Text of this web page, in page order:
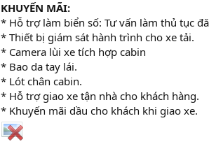
KHUYẾN MÃI:
* Hỗ trợ làm biển số: Tư vấn làm thủ tục
* Thiết bị giám sát hành trình cho xe tải.
* Camera lùi xe tích hợp cabin
* Bao da tay lái.
* Lót chân cabin.
* Hỗ trợ giao xe tận nhà cho khách hàng.
* Khuyến mãi dầu cho khách khi giao xe.